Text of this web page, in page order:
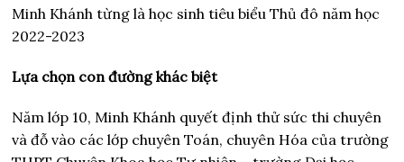
Minh Khánh từng là học sinh tiêu biểu Thủ đô năm học
2022-2023
Lựa chọn con đường khác biệt
Năm lớp 10, Minh Khánh quyết định thử sức thi chuyên
và đỗ vào các lớp chuyên Toán, chuyên Hóa của trường